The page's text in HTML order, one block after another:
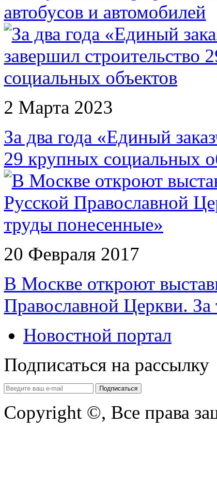
автобусов и автомобилей
2 Марта 2023
За два года «Единый
29 крупных социальных
20 Февраля 2017
В Москве откроют
Православной Церкви.
Новостной портал
Подписаться на рассылку
Copyright ©, Все права